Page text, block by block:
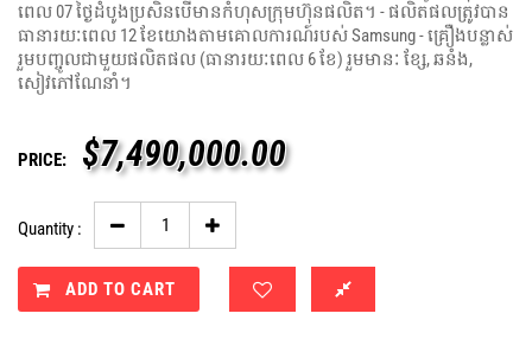
ពេល 07 ថ្ងៃដំបូងប្រសិនបើមានកំហុសក្រុមហ៊ុនផលិត។ - ផលិតផលត្រូវបាន
ធានារយៈពេល 12 ខែយោងតាមគោលការណ៍របស់ Samsung - គ្រឿងបន្លាស់
រួមបញ្ចូលជាមួយផលិតផល (ធានារយៈពេល 6 ខែ) រួមមានៈ ខ្សែ, ឆនំង,
សៀវភៅណែនាំ។
PRICE: $7,490,000.00
Quantity :
ADD TO CART